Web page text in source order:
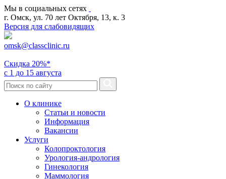
Мы в социальных сетях
г. Омск, ул. 70 лет Октября, 13, к. 3
Версия для слабовидящих
omsk@classclinic.ru
Скидка 20%*
с 1 до 15 августа
О клинике
Статьи и новости
Информация
Вакансии
Услуги
Колопроктология
Урология-андрология
Гинекология
Маммология